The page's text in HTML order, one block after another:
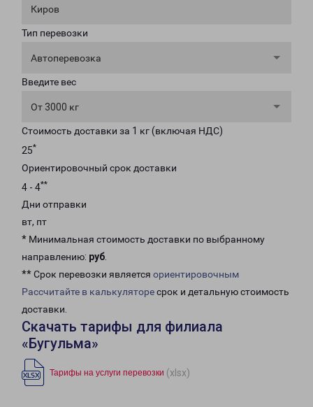
Киров
Тип перевозки
Автоперевозка
Введите вес
От 3000 кг
Стоимость доставки за 1 кг (включая НДС)
25*
Ориентировочный срок доставки
4 - 4**
Дни отправки
вт, пт
* Минимальная стоимость доставки по выбранному
направлению: руб.
** Срок перевозки является ориентировочным
Рассчитайте в калькуляторесрок и детальную стоимость
доставки.
Скачать тарифы для филиала
«Бугульма»
Тарифы на услуги перевозки (xlsx)